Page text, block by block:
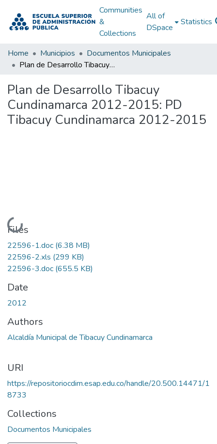
Communities
&
Collections
All of
DSpace
Statistics
Home Municipios
Documentos Municipales
Plan de Desarrollo Tibacuy Cundinamarca 2012-2015: PD Tibacuy Cundinamarca 2012-2015
Plan de Desarrollo Tibacuy
Cundinamarca 2012-2015: PD
Tibacuy Cundinamarca 2012-2015
Loading...
Files
22596-1.doc (6.38 MB)
22596-2.xls (299 KB)
22596-3.doc (655.5 KB)
Date
2012
Authors
Alcaldía Municipal de Tibacuy Cundinamarca
URI
https://repositoriocdim.esap.edu.co/handle/20.500.14471/1
8733
Collections
Documentos Municipales